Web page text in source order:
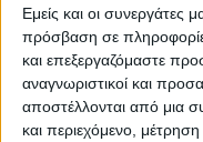
Εμείς και οι συνεργάτες
πρόσβαση σε
και επεξεργαζόμαστε
αναγνωριστικοί και
αποστέλλονται από μια
και περιεχόμενο,